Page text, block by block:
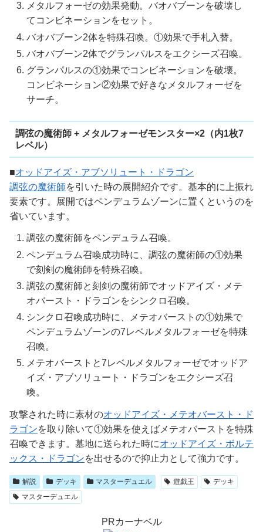
メタルフォーゼの効果発動。バオバブーンを破壊し
てコンビネーションをセット。
バオバブーン2体を特殊召喚。①効果で手札入替。
バオバブーン2体でグランパルスをエクシーズ召喚。
グランパルスの①効果でコンビネーションを破壊。
コンビネーション②効果で好きなメタルフォーゼを
サーチ。
調弦の魔術師 + メタルフォーゼモンスター×2（内1枚7
レベル）
■オッドアイズ・アブソリュート・ドラゴン
調弦の魔術師を引いた時の展開紹介です。基本的に上振れ
要素です。展開ではペンデュラムゾーンに置くというのを
省いています。
調弦の魔術師をペンデュラム召喚。
ペンデュラム召喚成功時に、調弦の魔術師の①効果
で刻剣の魔術師を特殊召喚。
調弦の魔術師と刻剣の魔術師でオッドアイズ・メテ
オバースト・ドラゴンをシンクロ召喚。
シンクロ召喚成功時に、メテオバーストの①効果で
ペンデュラムゾーンの7レベルメタルフォーゼを特殊
召喚。
メテオバーストと7レベルメタルフォーゼでオッドア
イズ・アブソリュート・ドラゴンをエクシーズ召
喚。
攻撃された時に素材のオッドアイズ・メテオバースト・ド
ラゴンを取り除いて①効果を使えばメテオバーストを特殊
召喚できます。墓地に送られた時にオッドアイズ・ボルテ
ックス・ドラゴンを出せるので抑止力として強力です。
解説 デッキ マスターデュエル 遊戯王
デッキ
マスターデュエル
PRカーナベル